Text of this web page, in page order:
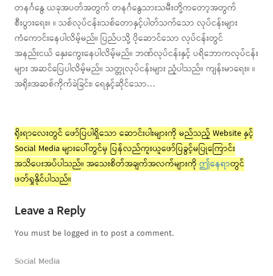
တနင်္ဂနွေ ယခုအပတ်အတွက် တနင်္ဂနွေသားသမီးတို့ကတော့အတွက်
စီးပွားရေး။ ။ သစ်လုပ်ငန်း၊သစ်တောနှင့်ပါတ်သက်သော လုပ်ငန်းများ
ကံကောင်းနေပါလိမ့်မည်။ ပြည်ပသို့ ပိုဆောင်သော လုပ်ငန်းတွင်
အနည်းငယ် နှေးကွေးနေပါလိမ့်မည်။ ဘဏ်လုပ်ငန်းနှင့် ပရိဘောကလုပ်ငန်း
များ အဆင်ပြေပါလိမ့်မည်။ သတ္တုလုပ်ငန်းများ ညံ့ပါသည်။ ကျန်းမာရေး။ ။
အရိုး၊အဆစ်ကိုက်ခဲခြင်း၊ ရေနှင့်ဆိုင်သော…
ရိုးရာလေးတွင် ဖော်ပြပါရှိသော ဆောင်းပါးများကို မည်သည့် Website နှင့်
Social Media များပေါ်တွင်မှ ပြန်လည်ကူးယူဖော်ပြခွင့်မပြုကြောင်း
အသိပေးအပ်ပါသည်။ အသေးစိတ်အချက်အလက်များကို ဤနေရာတွင်
ဖတ်ရှုနိုင်ပါသည်။
Leave a Reply
You must be logged in to post a comment.
Social Media